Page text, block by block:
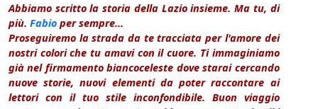
Abbiamo scritto la storia della Lazio insieme. Ma tu, di
più. Fabio per sempre...
Proseguiremo la strada da te tracciata per l'amore dei
nostri colori che tu amavi con il cuore. Ti immaginiamo
già nel firmamento biancoceleste dove starai cercando
nuove storie, nuovi elementi da poter raccontare ai
lettori con il tuo stile inconfondibile. Buon viaggio